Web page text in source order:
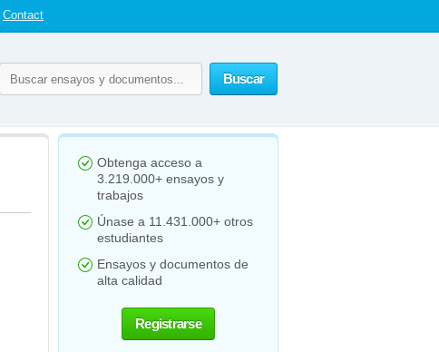
Contact
Buscar
Obtenga acceso a
3.219.000+ ensayos y
trabajos
Únase a 11.431.000+ otros
estudiantes
Ensayos y documentos de
alta calidad
Registrarse